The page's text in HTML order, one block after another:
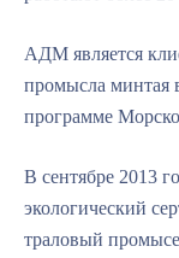
АДМ является
промысла минтая
программе
В сентябре 2013
экологический
траловый